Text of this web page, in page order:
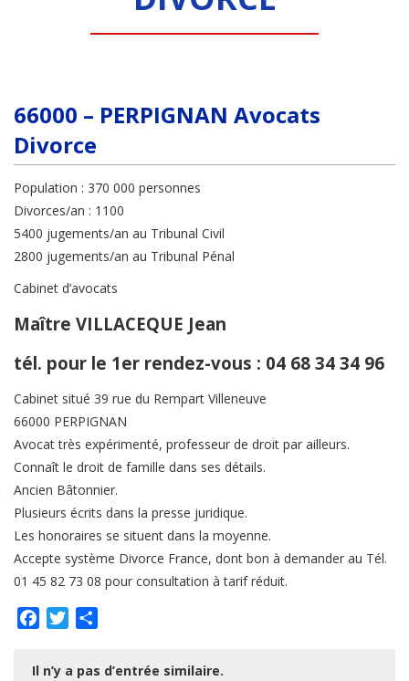
66000 – PERPIGNAN Avocats
Divorce
Population : 370 000 personnes
Divorces/an : 1100
5400 jugements/an au Tribunal Civil
2800 jugements/an au Tribunal Pénal
Cabinet d’avocats
Maître VILLACEQUE Jean
tél. pour le 1er rendez-vous : 04 68 34 34 96
Cabinet situé 39 rue du Rempart Villeneuve
66000 PERPIGNAN
Avocat très expérimenté, professeur de droit par ailleurs.
Connaît le droit de famille dans ses détails.
Ancien Bâtonnier.
Plusieurs écrits dans la presse juridique.
Les honoraires se situent dans la moyenne.
Accepte système Divorce France, dont bon à demander au Tél.
01 45 82 73 08 pour consultation à tarif réduit.
FacebookTwitter
Il n’y a pas d’entrée similaire.